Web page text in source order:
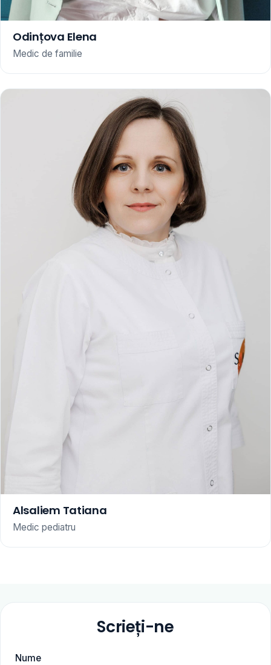
Odințova Elena
Medic de familie
Alsaliem Tatiana
Medic pediatru
Scrieți-ne
Nume